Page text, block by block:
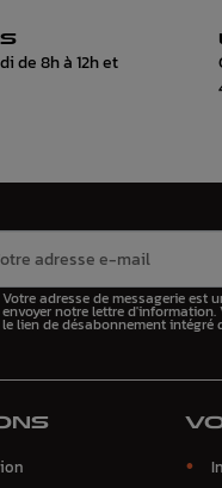
de 8h à 12h et
Votre adresse de messagerie est
envoyer notre lettre
le lien de désabonnement intégré